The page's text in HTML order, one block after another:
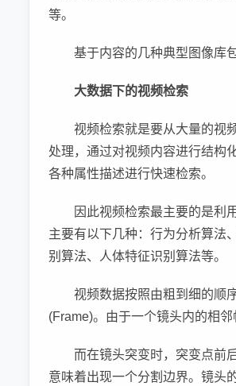
等。
基于内容的几种典型图像库
大数据下的视频检索
视频检索就是要从大量的视
处理，通过对视频内容进行结构
各种属性描述进行快速检索。
因此视频检索最主要的是利
主要有以下几种：行为分析算法
别算法、人体特征识别算法等。
视频数据按照由粗到细的顺
(Frame)。由于一个镜头内的相
而在镜头突变时，突变点前
意味着出现一个分割边界。镜头